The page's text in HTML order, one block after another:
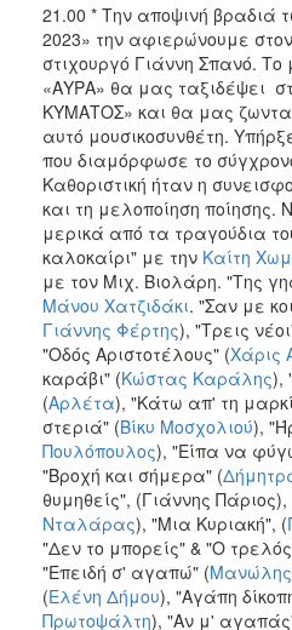
21.00 * Την αποψινή βραδιά
2023» την αφιερώνουμε
στιχουργό Γιάννη Σπανό. Το
«ΑΥΡΑ» θα μας ταξιδέψει
ΚΥΜΑΤΟΣ» και θα μας
αυτό μουσικοσυνθέτη.
που διαμόρφωσε το
Καθοριστική ήταν η
και τη μελοποίηση ποίησης.
μερικά από τα τραγούδια
καλοκαίρι" με την Καίτη
με τον Μιχ. Βιολάρη. "Της
Μάνου Χατζιδάκι. "Σαν με
Γιάννης Φέρτης), "Τρεις
"Οδός Αριστοτέλους" (Χάρις
καράβι" (Κώστας Καράλης),
(Αρλέτα), "Κάτω απ' τη
στεριά" (Βίκυ Μοσχολιού),
Πουλόπουλος), "Είπα να
"Βροχή και σήμερα" (
θυμηθείς", (Γιάννης
Νταλάρας), "Μια Κυριακή", (
"Δεν το μπορείς" & "Ο
"Επειδή σ' αγαπώ" (
(Ελένη Δήμου), "Αγάπη
Πρωτοψάλτη), "Αν μ'